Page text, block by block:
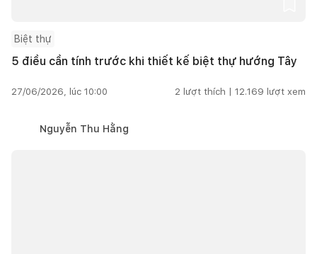
Biệt thự
5 điều cần tính trước khi thiết kế biệt thự hướng Tây
27/06/2026, lúc 10:00 2 lượt thích | 12.169 lượt xem
Nguyễn Thu Hằng